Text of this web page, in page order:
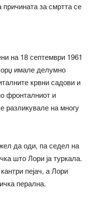
причината за смртта се
на 18 септември 1961
имале делумно
крвни садови и
фронталниот и
разликувале на многу
да оди, па седел на
што Лори ја туркала.
пејач, а Лори
перална.